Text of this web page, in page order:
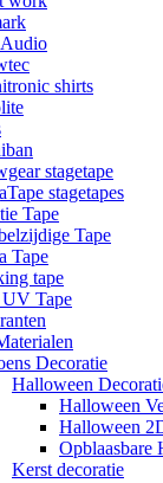
shirts
stagetape
stagetapes
Tape
Tape
Tape
tape
Tape
Decoratie
Halloween
Halloween
Halloween
Opblaasbare
Kerst decoratie